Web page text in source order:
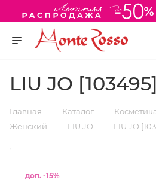
LIU JO [103495]
Главная — Каталог —
Женский — LIU JO — LIU JO
доп. -15%